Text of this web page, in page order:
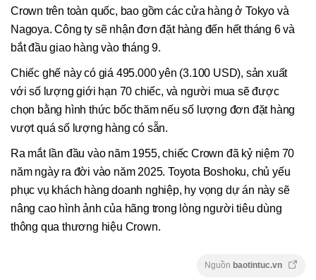
Crown trên toàn quốc, bao gồm các cửa hàng ở Tokyo và
Nagoya. Công ty sẽ nhận đơn đặt hàng đến hết tháng 6 và
bắt đầu giao hàng vào tháng 9.
Chiếc ghế này có giá 495.000 yên (3.100 USD), sản xuất
với số lượng giới hạn 70 chiếc, và người mua sẽ được
chọn bằng hình thức bốc thăm nếu số lượng đơn đặt hàng
vượt quá số lượng hàng có sẵn.
Ra mắt lần đầu vào năm 1955, chiếc Crown đã kỷ niệm 70
năm ngày ra đời vào năm 2025. Toyota Boshoku, chủ yếu
phục vụ khách hàng doanh nghiệp, hy vọng dự án này sẽ
nâng cao hình ảnh của hãng trong lòng người tiêu dùng
thông qua thương hiệu Crown.
Nguồn baotintuc.vn